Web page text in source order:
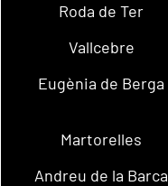
Roda de Ter
Vallcebre
Eugènia de Berga
Martorelles
Andreu de la Barca